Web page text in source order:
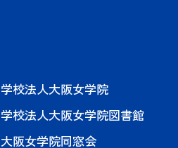
学校法人大阪女学院
学校法人大阪女学院図書館
大阪女学院同窓会